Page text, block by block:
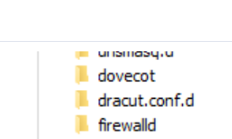
Apache on Centos 7 no Acme